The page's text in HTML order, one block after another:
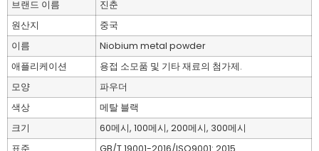
브랜드 이름
진춘
원산지
중국
이름
Niobium metal powder
애플리케이션
용접 소모품 및 기타 재료의 첨가제.
모양
파우더
색상
메탈 블랙
크기
60메시, 100메시, 200메시, 300메시
표준
GB/T 19001-2016/ISO9001: 2015